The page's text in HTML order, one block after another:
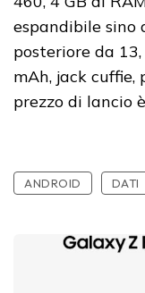
espandibile sino
posteriore da
mAh, jack cuffie,
prezzo di lancio
ANDROID DATI